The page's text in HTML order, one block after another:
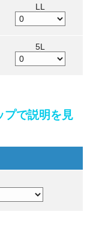
LL
5L
プで説明を見